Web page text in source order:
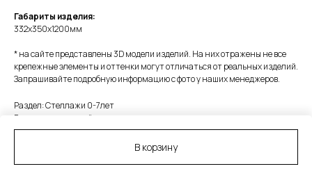
В корзину
Габариты изделия:
332х350х1200мм
* на сайте представлены 3D модели изделий. На них отражены не все
крепежные элементы и оттенки могут отличаться от реальных изделий.
Запрашивайте подробную информацию с фото у наших менеджеров.
Раздел: Стеллажи 0-7лет
Расцветка: цветной
LxWxH: 332x350x1200 mm